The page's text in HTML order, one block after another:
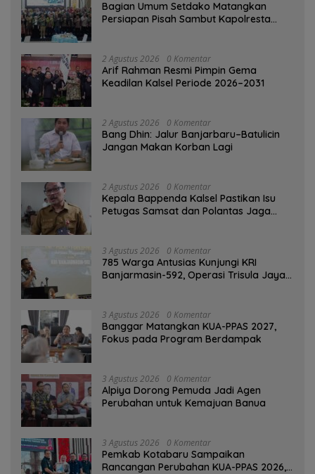
Bagian Umum Setdako Matangkan
Persiapan Pisah Sambut Kapolresta
2 Agustus 2026 0 Komentar
Arif Rahman Resmi Pimpin Gema
Keadilan Kalsel Periode 2026–2031
2 Agustus 2026 0 Komentar
Bang Dhin: Jalur Banjarbaru–Batulicin
Jangan Makan Korban Lagi
2 Agustus 2026 0 Komentar
Kepala Bappenda Kalsel Pastikan Isu
Petugas Samsat dan Polantas Jaga
3 Agustus 2026 0 Komentar
785 Warga Antusias Kunjungi KRI
Banjarmasin-592, Operasi Trisula Jaya
3 Agustus 2026 0 Komentar
‎Banggar Matangkan KUA-PPAS 2027,
Fokus pada Program Berdampak
3 Agustus 2026 0 Komentar
‎Alpiya Dorong Pemuda Jadi Agen
Perubahan untuk Kemajuan Banua ‎
3 Agustus 2026 0 Komentar
Pemkab Kotabaru Sampaikan
Rancangan Perubahan KUA-PPAS 2026,